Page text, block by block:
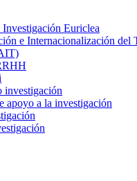
Euriclea
e Internacionalización del
investigación
apoyo a la investigación